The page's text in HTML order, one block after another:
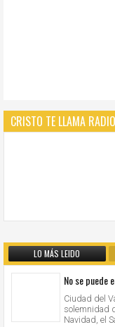
CRISTO TE LLAMA RADIO
LO MÁS LEIDO
No se puede
Ciudad del
solemnidad
Navidad, el